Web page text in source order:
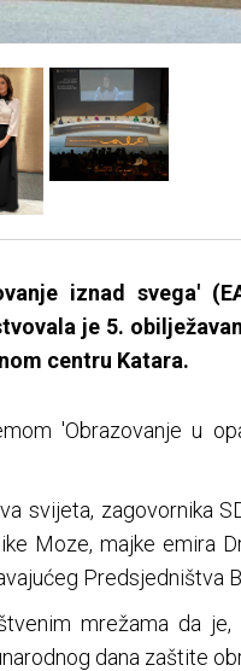
iznad svega'
je 5.
centru Katara.
'Obrazovanje u
svijeta, zagovornika
Moze, majke emira
Predsjedništva
mrežama da
dana zaštite